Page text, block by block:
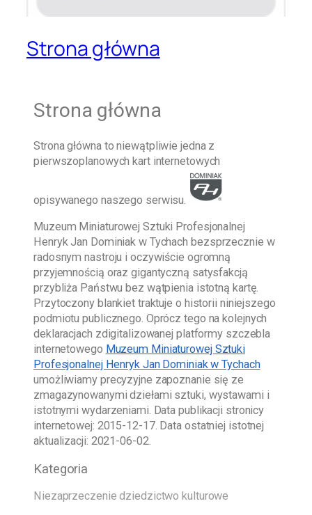
Strona główna
Strona główna
Strona głównato niewątpliwie jedna z
pierwszoplanowych kart internetowych
opisywanego naszego serwisu.
Muzeum Miniaturowej Sztuki Profesjonalnej
Henryk Jan Dominiak w Tychach bezsprzecznie w
radosnym nastroju i oczywiście ogromną
przyjemnością oraz gigantyczną satysfakcją
przybliża Państwu bez wątpienia istotną kartę.
Przytoczony blankiet traktuje o historii niniejszego
podmiotu publicznego. Oprócz tego na kolejnych
deklaracjach zdigitalizowanej platformy szczebla
internetowego Muzeum Miniaturowej Sztuki
Profesjonalnej Henryk Jan Dominiak w Tychach
umożliwiamy precyzyjne zapoznanie się ze
zmagazynowanymi dziełami sztuki, wystawami i
istotnymi wydarzeniami. Data publikacji stronicy
internetowej: 2015-12-17. Data ostatniej istotnej
aktualizacji: 2021-06-02.
Kategoria
Niezaprzeczenie dziedzictwo kulturowe